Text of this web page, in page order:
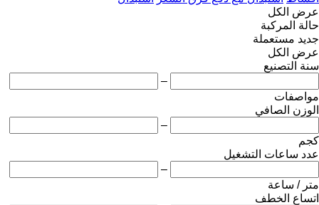
عرض الكل
حالة المركبة
جديد مستعملة
عرض الكل
سنة التصنيع
–
مواصفات
الوزن الصافي
–
كجم
عدد ساعات التشغيل
–
متر / ساعة
اتساع الخطف